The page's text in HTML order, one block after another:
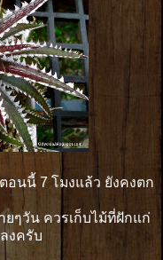
อนนี้ 7 โมงแล้ว ยังคงตก
ๆวัน ควรเก็บไม้ที่ฝักแก่
งครับ